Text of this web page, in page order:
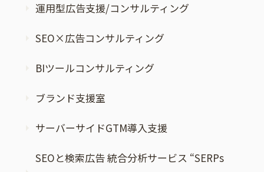
運用型広告支援/コンサルティング
SEO×広告コンサルティング
BIツールコンサルティング
ブランド支援室
サーバーサイドGTM導入支援
SEOと検索広告 統合分析サービス “SERPs